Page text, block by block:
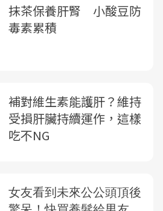
抹茶保養肝腎 小酸豆防
毒素累積
補對維生素能護肝？維持
受損肝臟持續運作，這樣
吃不NG